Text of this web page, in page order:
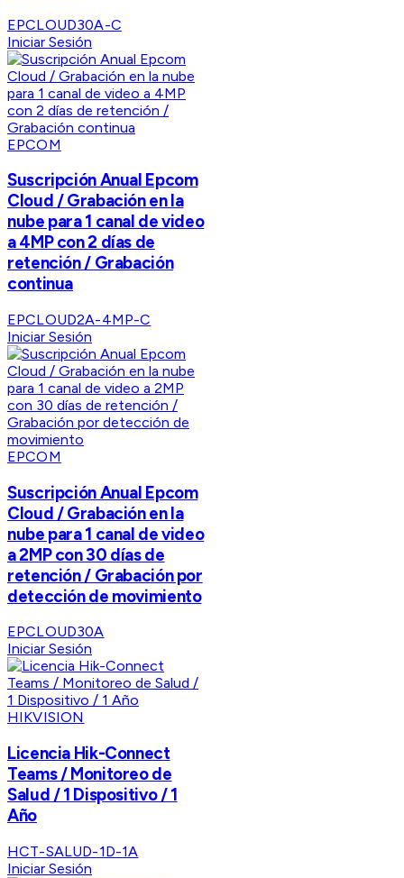
EPCLOUD30A-C
Iniciar Sesión
EPCOM
Suscripción Anual Epcom
Cloud / Grabación en la
nube para 1 canal de video
a 4MP con 2 días de
retención / Grabación
continua
EPCLOUD2A-4MP-C
Iniciar Sesión
EPCOM
Suscripción Anual Epcom
Cloud / Grabación en la
nube para 1 canal de video
a 2MP con 30 días de
retención / Grabación por
detección de movimiento
EPCLOUD30A
Iniciar Sesión
HIKVISION
Licencia Hik-Connect
Teams / Monitoreo de
Salud / 1 Dispositivo / 1
Año
HCT-SALUD-1D-1A
Iniciar Sesión